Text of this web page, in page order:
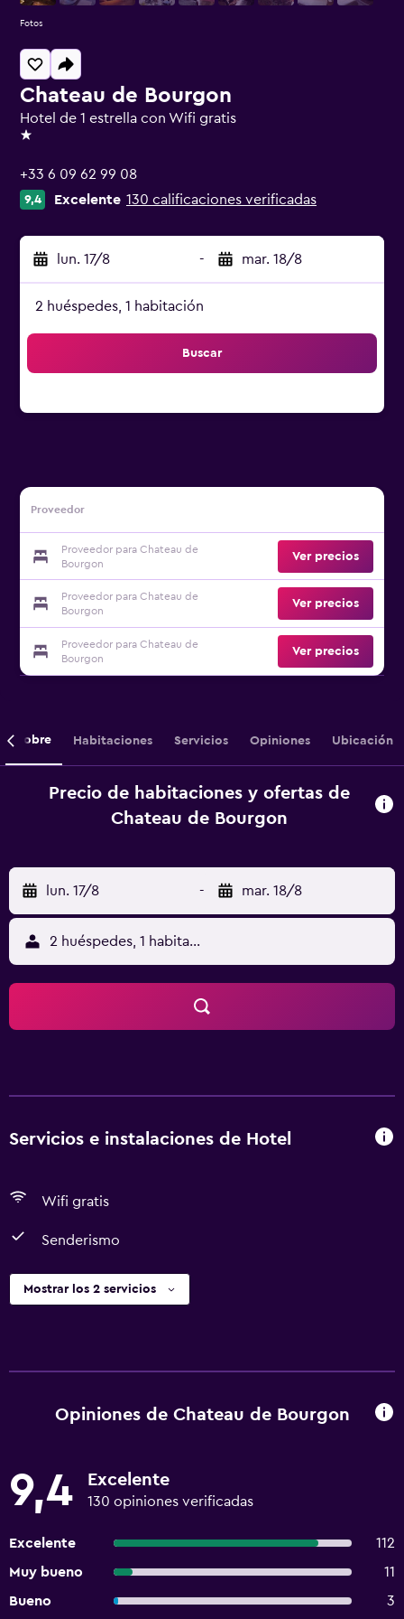
Chateau de Bourgon
Hotel de 1 estrella con Wifi gratis
1 estrella
+33 6 09 62 99 08
9,4 Excelente 130 calificaciones verificadas
lun. 17/8 - mar. 18/8
2 huéspedes, 1 habitación
Buscar
Proveedor
Proveedor para Chateau de
Bourgon
Ver precios
Proveedor para Chateau de
Bourgon
Ver precios
Proveedor para Chateau de
Bourgon
Ver precios
Fotos
Sobre Habitaciones Servicios Opiniones Ubicación
Precio de habitaciones y ofertas de
Chateau de Bourgon
lun. 17/8 - mar. 18/8
2 huéspedes, 1 habitación
Servicios e instalaciones de Hotel
Wifi gratis
Senderismo
Mostrar los 2 servicios
Opiniones de Chateau de Bourgon
9,4 Excelente
130 opiniones verificadas
Excelente
112
Muy bueno
11
Bueno
3